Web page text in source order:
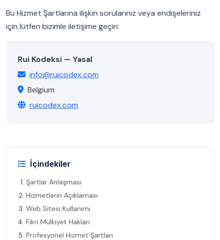
Bu Hizmet Şartlarına ilişkin sorularınız veya endişeleriniz
için lütfen bizimle iletişime geçin:
Rui Kodeksi — Yasal
info@ruicodex.com
Belgium
ruicodex.com
İçindekiler
Şartlar Anlaşması
Hizmetlerin Açıklaması
Web Sitesi Kullanımı
Fikri Mülkiyet Hakları
Profesyonel Hizmet Şartları